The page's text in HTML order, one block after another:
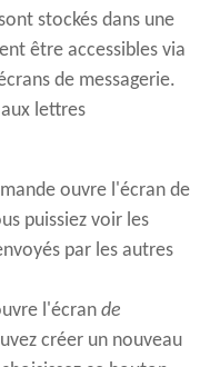
stockés dans une
être accessibles via
de messagerie.
lettres
ouvre l'écran de
puissiez voir les
par les autres
l'écran de
créer un nouveau